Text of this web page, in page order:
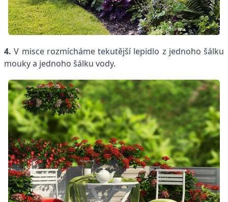
4. V misce rozmícháme tekutější lepidlo z jednoho šálku
mouky a jednoho šálku vody.